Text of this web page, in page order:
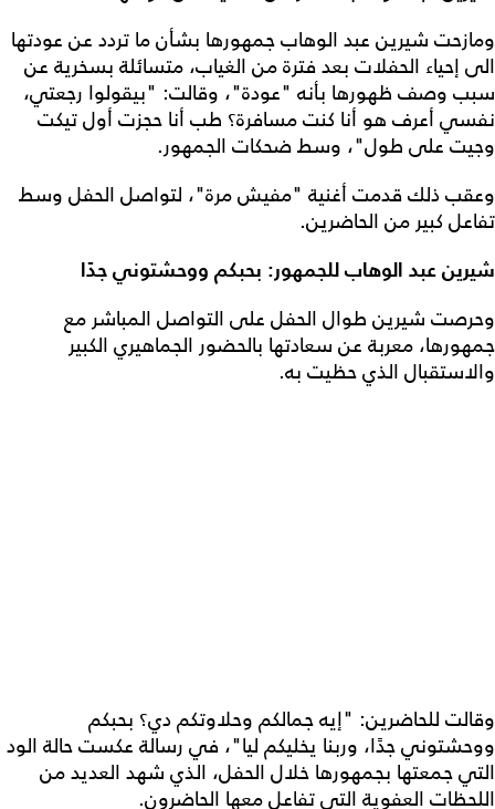
ومازحت شيرين عبد الوهاب جمهورها بشأن ما تردد عن عودتها
الى إحياء الحفلات بعد فترة من الغياب، متسائلة بسخرية عن
سبب وصف ظهورها بأنه "عودة"، وقالت: "بيقولوا رجعتي،
نفسي أعرف هو أنا كنت مسافرة؟ طب أنا حجزت أول تيكت
وجيت على طول"، وسط ضحكات الجمهور.
وعقب ذلك قدمت أغنية "مفيش مرة"، لتواصل الحفل وسط
تفاعل كبير من الحاضرين.
شيرين عبد الوهاب للجمهور: بحبكم ووحشتوني جدًا
وحرصت شيرين طوال الحفل على التواصل المباشر مع
جمهورها، معربة عن سعادتها بالحضور الجماهيري الكبير
والاستقبال الذي حظيت به.
وقالت للحاضرين: "إيه جمالكم وحلاوتكم دي؟ بحبكم
ووحشتوني جدًا، وربنا يخليكم ليا"، في رسالة عكست حالة الود
التي جمعتها بجمهورها خلال الحفل، الذي شهد العديد من
اللحظات العفوية التي تفاعل معها الحاضرون.